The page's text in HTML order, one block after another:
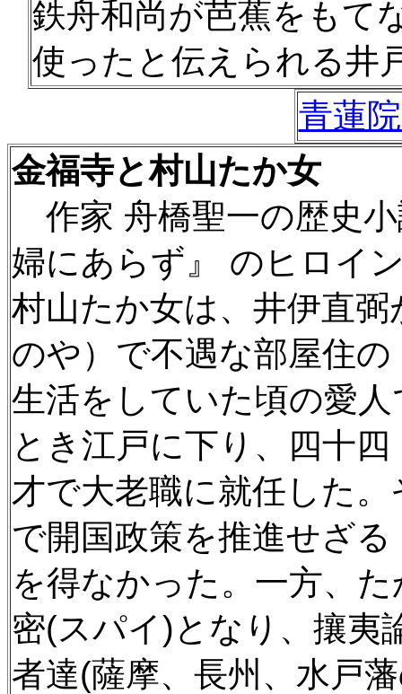
鉄舟和尚が芭蕉をもて
使ったと伝えられる井
青蓮
金福寺と村山たか女
作家 舟橋聖一の歴史
婦にあらず』 のヒロイ
村山たか女は、井伊直
のや）で不遇な部屋住の
生活をしていた頃の愛
とき江戸に下り、四十四
才で大老職に就任した
で開国政策を推進せざる
を得なかった。一方、
密(スパイ)となり、攘夷
者達(薩摩、長州、水戸